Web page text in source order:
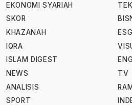
EKONOMI SYARIAH
SKOR
KHAZANAH
IQRA
ISLAM DIGEST
NEWS
ANALISIS
SPORT
TV